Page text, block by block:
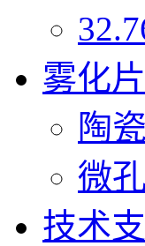
雾化片
陶
微
技术